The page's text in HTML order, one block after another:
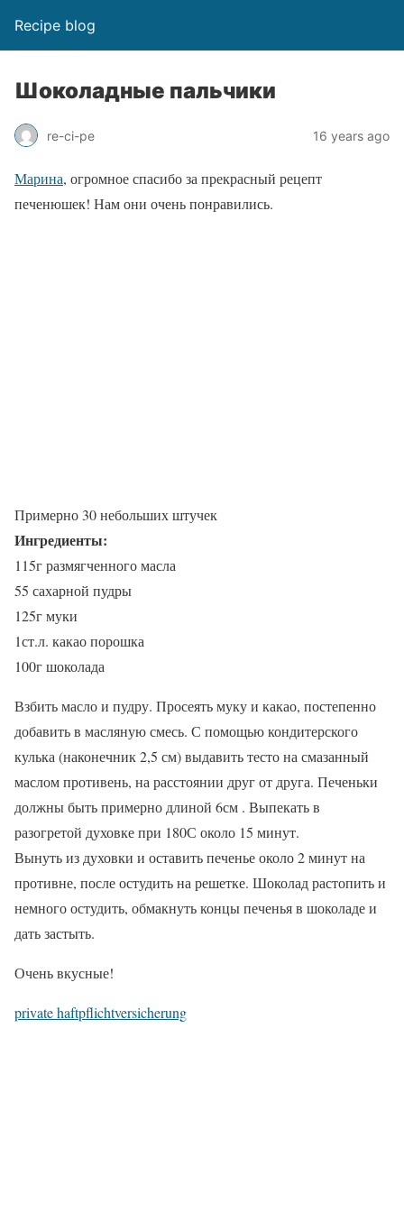
Recipe blog
Шоколадные пальчики
re-ci-pe 16 years ago
Марина, огромное спасибо за прекрасный рецепт
печенюшек! Нам они очень понравились.
Примерно 30 небольших штучек
Ингредиенты:
115г размягченного масла
55 сахарной пудры
125г муки
1ст.л. какао порошка
100г шоколада
Взбить масло и пудру. Просеять муку и какао, постепенно
добавить в масляную смесь. С помощью кондитерского
кулька (наконечник 2,5 см) выдавить тесто на смазанный
маслом противень, на расстоянии друг от друга. Печеньки
должны быть примерно длиной 6см . Выпекать в
разогретой духовке при 180С около 15 минут.
Вынуть из духовки и оставить печенье около 2 минут на
противне, после остудить на решетке. Шоколад растопить и
немного остудить, обмакнуть концы печенья в шоколаде и
дать застыть.
Очень вкусные!
private haftpflichtversicherung